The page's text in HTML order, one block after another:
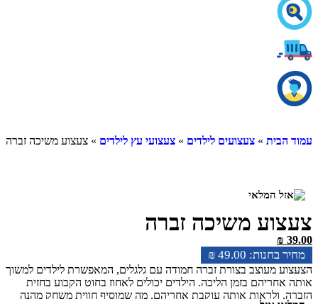
»צעצועים לילדים»צעצועי עץ לילדים» צעצוע משיכה זברה
משיכה זברה
₪49.00
מעוצב בצורת זברה חמודה עם גלגלים, המאפשרת לילדים למשוך
בזמן הליכה. הילדים יכולים לאחוז בחוט הקבוע בחזית
אותה עוקבת אחריהם, מה שמוסיף חווית משחק מהנה